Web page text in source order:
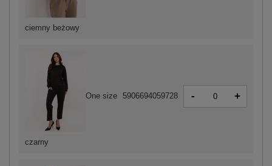
czarny
One size 5906694059728 - +
ciemny beżowy